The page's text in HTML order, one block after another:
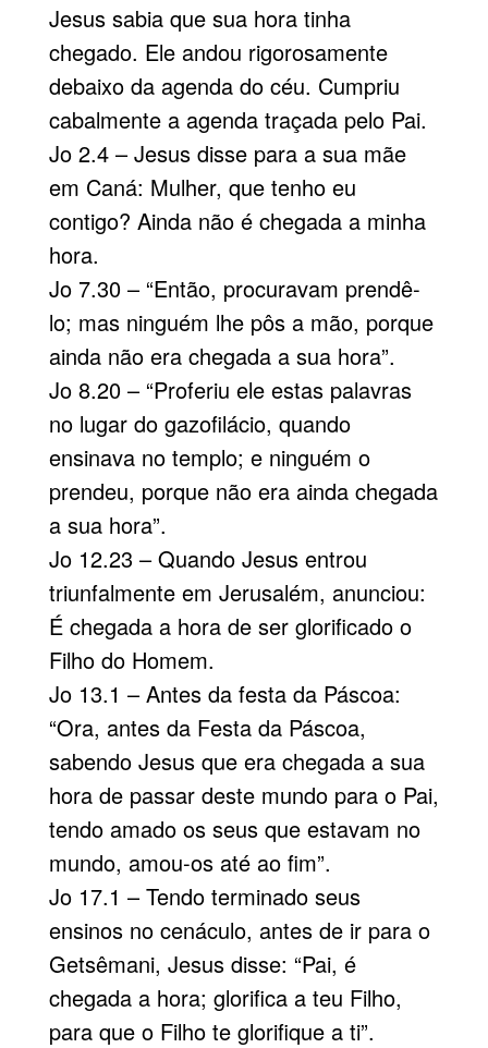
Jesus sabia que sua hora tinha
chegado. Ele andou rigorosamente
debaixo da agenda do céu. Cumpriu
cabalmente a agenda traçada pelo Pai.
Jo 2.4 – Jesus disse para a sua mãe
em Caná: Mulher, que tenho eu
contigo? Ainda não é chegada a minha
hora.
Jo 7.30 – “Então, procuravam prendê-
lo; mas ninguém lhe pôs a mão, porque
ainda não era chegada a sua hora”.
Jo 8.20 – “Proferiu ele estas palavras
no lugar do gazofilácio, quando
ensinava no templo; e ninguém o
prendeu, porque não era ainda chegada
a sua hora”.
Jo 12.23 – Quando Jesus entrou
triunfalmente em Jerusalém, anunciou:
É chegada a hora de ser glorificado o
Filho do Homem.
Jo 13.1 – Antes da festa da Páscoa:
“Ora, antes da Festa da Páscoa,
sabendo Jesus que era chegada a sua
hora de passar deste mundo para o Pai,
tendo amado os seus que estavam no
mundo, amou-os até ao fim”.
Jo 17.1 – Tendo terminado seus
ensinos no cenáculo, antes de ir para o
Getsêmani, Jesus disse: “Pai, é
chegada a hora; glorifica a teu Filho,
para que o Filho te glorifique a ti”.